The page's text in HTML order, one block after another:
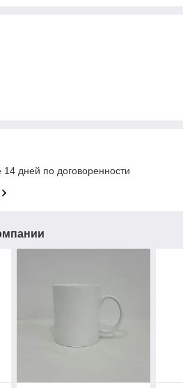
14 дней по договоренности